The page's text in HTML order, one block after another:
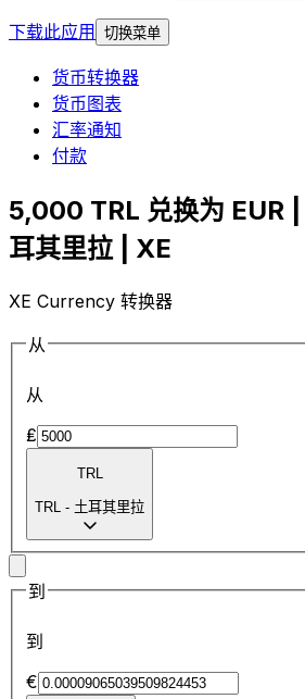
下载此应用
切换菜单
货币转换器
货币图表
汇率通知
付款
5,000 TRL 兑换为 EUR
耳其里拉 | XE
XE Currency 转换器
从
从
₤
TRL
TRL - 土耳其里拉
到
到
€